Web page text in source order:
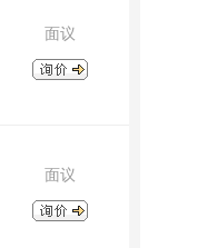
面议
面议